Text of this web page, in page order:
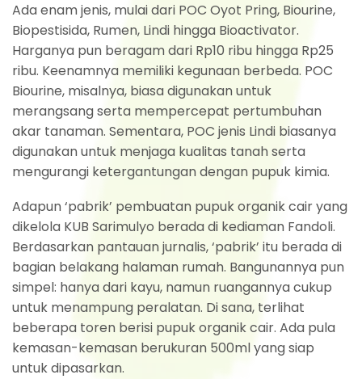
Ada enam jenis, mulai dari POC Oyot Pring, Biourine,
Biopestisida, Rumen, Lindi hingga Bioactivator.
Harganya pun beragam dari Rp10 ribu hingga Rp25
ribu. Keenamnya memiliki kegunaan berbeda. POC
Biourine, misalnya, biasa digunakan untuk
merangsang serta mempercepat pertumbuhan
akar tanaman. Sementara, POC jenis Lindi biasanya
digunakan untuk menjaga kualitas tanah serta
mengurangi ketergantungan dengan pupuk kimia.
Adapun ‘pabrik’ pembuatan pupuk organik cair yang
dikelola KUB Sarimulyo berada di kediaman Fandoli.
Berdasarkan pantauan jurnalis, ‘pabrik’ itu berada di
bagian belakang halaman rumah. Bangunannya pun
simpel: hanya dari kayu, namun ruangannya cukup
untuk menampung peralatan. Di sana, terlihat
beberapa toren berisi pupuk organik cair. Ada pula
kemasan-kemasan berukuran 500ml yang siap
untuk dipasarkan.